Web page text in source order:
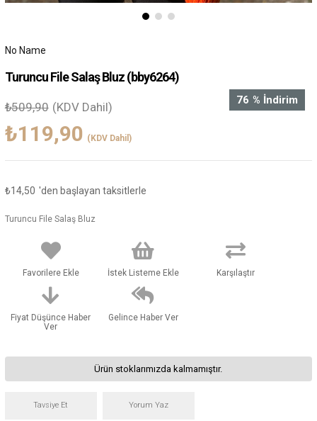
No Name
Turuncu File Salaş Bluz(bby6264)
%
76 İndirim
₺509,90 (KDV Dahil)
₺119,90 (KDV Dahil)
₺14,50 'den başlayan taksitlerle
Turuncu File Salaş Bluz
Favorilere Ekle İstek Listeme Ekle Karşılaştır
Fiyat Düşünce Haber
Ver
Gelince Haber Ver
Ürün stoklarımızda kalmamıştır.
Tavsiye Et Yorum Yaz